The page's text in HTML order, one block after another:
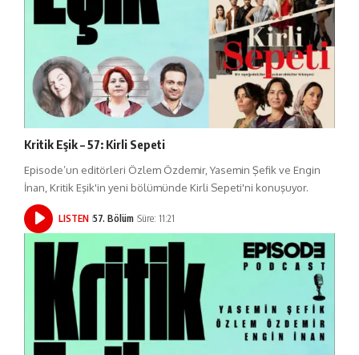
Kritik Eşik – 57: Kirli Sepeti
Episode’un editörleri Özlem Özdemir, Yasemin Şefik ve Engin
İnan, Kritik Eşik'in yeni bölümünde Kirli Sepeti'ni konuşuyor.
LISTEN 57. Bölüm Süre: 11:21